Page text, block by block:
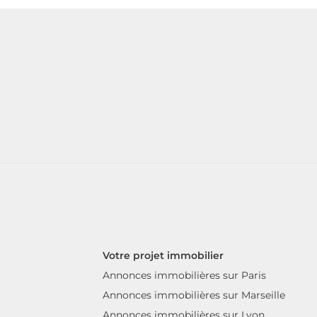
Votre projet immobilier
Annonces immobilières sur Paris
Annonces immobilières sur Marseille